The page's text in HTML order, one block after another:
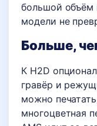
большой объём
модели не
Больше,
К H2D
гравёр и
можно
многоцветная